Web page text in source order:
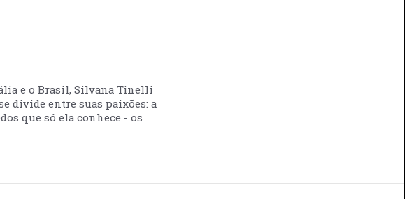
e o Brasil, Silvana Tinelli
divide entre suas paixões: a
que só ela conhece - os